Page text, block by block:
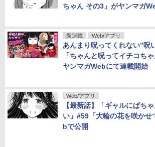
ちゃん その3」がヤンマガ
新連載 Web/アプリ
あんまり呪ってくれない”
「ちゃんと呪ってイチコち
ヤンマガWebにて連載開始
Web/アプリ
【最新話】「ギャルにぱち
い」#59「大輪の花を咲かせ
bで公開